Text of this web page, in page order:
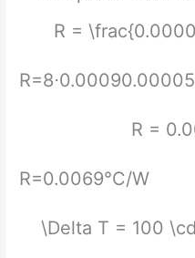
R =
R=8⋅0.00090.00005​
R =
R=0.0069°C/W
\Delta T = 100